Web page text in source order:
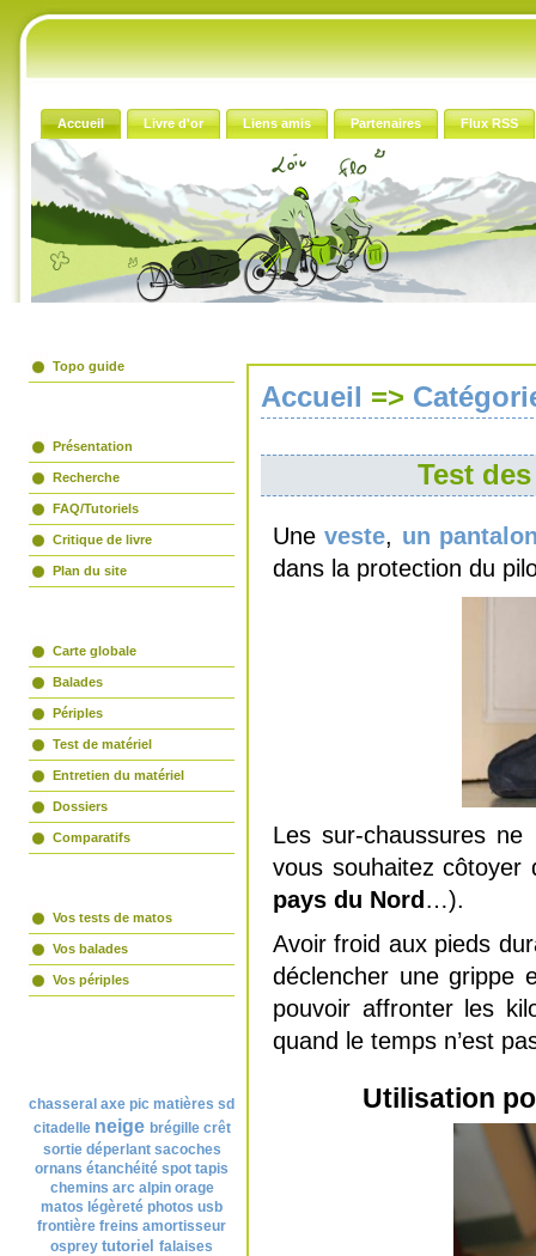
Accueil Livre d'or Liens amis Partenaires Flux RSS
Topo guide
Présentation
Recherche
FAQ/Tutoriels
Critique de livre
Plan du site
Carte globale
Balades
Périples
Test de matériel
Entretien du matériel
Dossiers
Comparatifs
Vos tests de matos
Vos balades
Vos périples
chasseral axe pic matières sd
citadelle neige brégille crêt
sortie déperlant sacoches
ornans étanchéité spot tapis
chemins arc alpin orage
matos légèreté photos usb
frontière freins amortisseur
osprey tutoriel falaises
Accueil =>
Test
Uneveste, un
dans la protection du
Les sur-chaussures
vous souhaitez côtoyer
pays du Nord …).
Avoir froid aux pieds
déclencher une grippe
pouvoir affronter les
quand le temps n’est
Utilisation